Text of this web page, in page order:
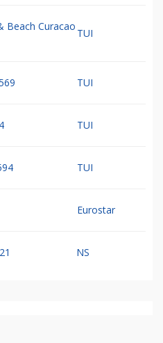
Beach Curacao
TUI
TUI
TUI
TUI
Eurostar
NS